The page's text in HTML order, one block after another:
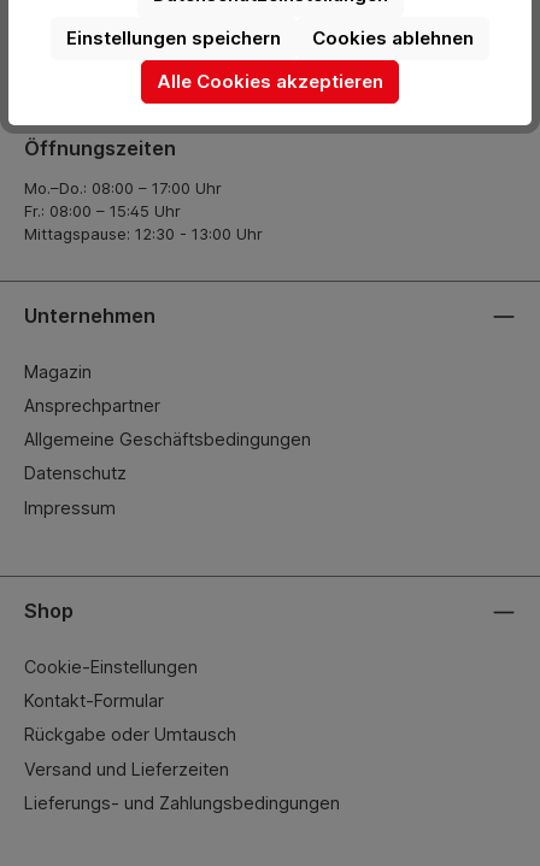
+49 (0) 2261-7099 14
info@hermann-direkt.de
Öffnungszeiten
Mo.–Do.: 08:00 – 17:00 Uhr
Fr.: 08:00 – 15:45 Uhr
Mittagspause: 12:30 - 13:00 Uhr
Unternehmen
Magazin
Ansprechpartner
Allgemeine Geschäftsbedingungen
Datenschutz
Impressum
Shop
Cookie-Einstellungen
Kontakt-Formular
Rückgabe oder Umtausch
Versand und Lieferzeiten
Lieferungs- und Zahlungsbedingungen
Cookies ablehnen
Einstellungen speichern
Alle Cookies akzeptieren